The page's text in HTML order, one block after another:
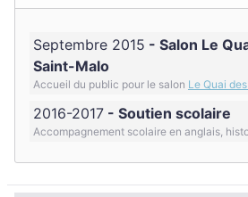
Septembre 2015
Salon Le
Saint-Malo
Accueil du public pour le salon Le Quai
2016-2017 Soutien scolaire
Accompagnement scolaire en anglais,